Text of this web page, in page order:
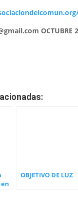
OCTUBRE
OBJETIVO DE LUZ